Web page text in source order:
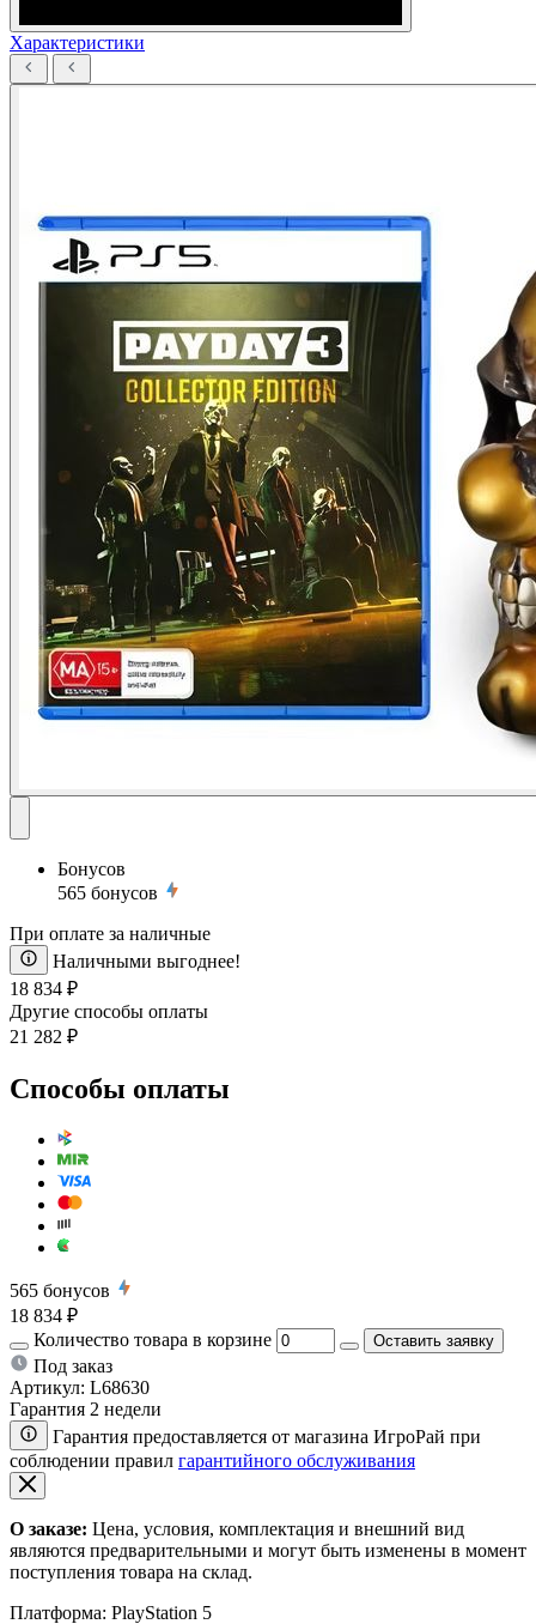
Характеристики
Бонусов
565 бонусов
При оплате за наличные
Наличными выгоднее!
18 834 ₽
Другие способы оплаты
21 282 ₽
Способы оплаты
565 бонусов
18 834 ₽
Количество товара в корзине
Оставить заявку
Под заказ
Артикул: L68630
Гарантия 2 недели
Гарантия предоставляется от магазина ИгроРай при
соблюдении правил гарантийного обслуживания
О заказе: Цена, условия, комплектация и внешний вид
являются предварительными и могут быть изменены в момент
поступления товара на склад.
Платформа: PlayStation 5